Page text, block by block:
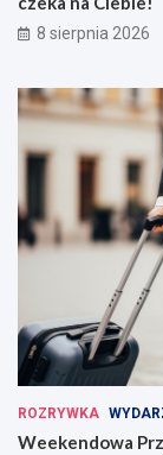
8 sierpnia 2026
ROZRYWKA
Weekendowa